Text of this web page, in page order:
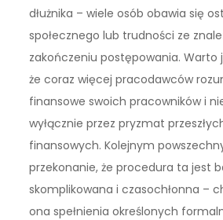
dłużnika – wiele osób obawia się
społecznego lub trudności ze
zakończeniu postępowania. Warto
że coraz więcej pracodawców
finansowe swoich pracowników i
wyłącznie przez pryzmat
finansowych. Kolejnym
przekonanie, że procedura ta jest
skomplikowana i czasochłonna –
ona spełnienia określonych